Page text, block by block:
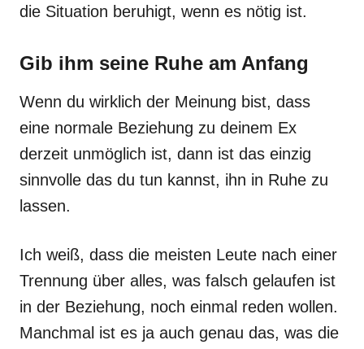
die Situation beruhigt, wenn es nötig ist.
Gib ihm seine Ruhe am Anfang
Wenn du wirklich der Meinung bist, dass
eine normale Beziehung zu deinem Ex
derzeit unmöglich ist, dann ist das einzig
sinnvolle das du tun kannst, ihn in Ruhe zu
lassen.
Ich weiß, dass die meisten Leute nach einer
Trennung über alles, was falsch gelaufen ist
in der Beziehung, noch einmal reden wollen.
Manchmal ist es ja auch genau das, was die